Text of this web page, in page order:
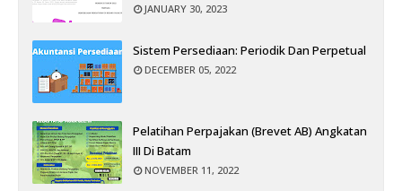
JANUARY 30, 2023
Sistem Persediaan: Periodik Dan Perpetual
DECEMBER 05, 2022
Pelatihan Perpajakan (Brevet AB) Angkatan
III Di Batam
NOVEMBER 11, 2022